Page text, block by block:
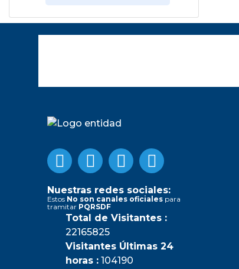
Nuestras redes sociales:
Estos No son canales oficiales para
tramitar PQRSDF
Total de Visitantes :
22165825
Visitantes Últimas 24
horas : 104190